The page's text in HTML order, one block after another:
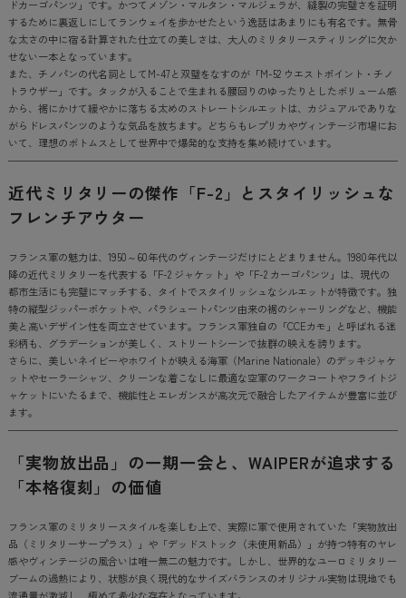
ドカーゴパンツ」です。かつてメゾン・マルタン・マルジェラが、縫製の完璧さを証明
するために裏返しにしてランウェイを歩かせたという逸話はあまりにも有名です。無骨
な太さの中に宿る計算された仕立ての美しさは、大人のミリタリースティリングに欠か
せない一本となっています。
また、チノパンの代名詞としてM-47と双璧をなすのが「M-52 ウエストポイント・チノ
トラウザー」です。タックが入ることで生まれる腰回りのゆったりとしたボリューム感
から、裾にかけて緩やかに落ちる太めのストレートシルエットは、カジュアルでありな
がらドレスパンツのような気品を放ちます。どちらもレプリカやヴィンテージ市場にお
いて、理想のボトムスとして世界中で爆発的な支持を集め続けています。
近代ミリタリーの傑作「F-2」とスタイリッシュな
フレンチアウター
フランス軍の魅力は、1950～60年代のヴィンテージだけにとどまりません。1980年代以
降の近代ミリタリーを代表する「F-2 ジャケット」や「F-2 カーゴパンツ」は、現代の
都市生活にも完璧にマッチする、タイトでスタイリッシュなシルエットが特徴です。独
特の縦型ジッパーポケットや、パラシュートパンツ由来の裾のシャーリングなど、機能
美と高いデザイン性を両立させています。フランス軍独自の「CCEカモ」と呼ばれる迷
彩柄も、グラデーションが美しく、ストリートシーンで抜群の映えを誇ります。
さらに、美しいネイビーやホワイトが映える海軍（Marine Nationale）のデッキジャケ
ットやセーラーシャツ、クリーンな着こなしに最適な空軍のワークコートやフライトジ
ャケットにいたるまで、機能性とエレガンスが高次元で融合したアイテムが豊富に並び
ます。
「実物放出品」の一期一会と、WAIPERが追求する
「本格復刻」の価値
フランス軍のミリタリースタイルを楽しむ上で、実際に軍で使用されていた「実物放出
品（ミリタリーサープラス）」や「デッドストック（未使用新品）」が持つ特有のヤレ
感やヴィンテージの風合いは唯一無二の魅力です。しかし、世界的なユーロミリタリー
ブームの過熱により、状態が良く現代的なサイズバランスのオリジナル実物は現地でも